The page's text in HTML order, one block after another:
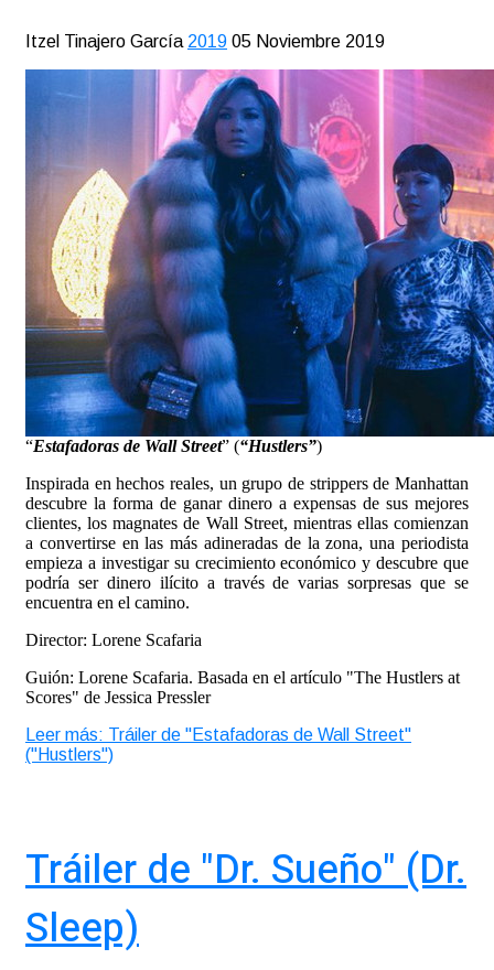
Itzel Tinajero García 2019 05 Noviembre 2019
“Estafadoras de Wall Street” (“Hustlers”)
Inspirada en hechos reales, un grupo de strippers de Manhattan
descubre la forma de ganar dinero a expensas de sus mejores
clientes, los magnates de Wall Street, mientras ellas comienzan
a convertirse en las más adineradas de la zona, una periodista
empieza a investigar su crecimiento económico y descubre que
podría ser dinero ilícito a través de varias sorpresas que se
encuentra en el camino.
Director: Lorene Scafaria
Guión: Lorene Scafaria. Basada en el artículo "The Hustlers at
Scores" de Jessica Pressler
Leer más: Tráiler de "Estafadoras de Wall Street"
("Hustlers")
Tráiler de "Dr. Sueño" (Dr.
Sleep)